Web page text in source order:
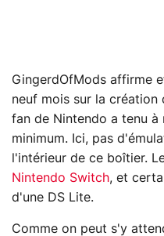
GingerdOfMods affirme
neuf mois sur la création
fan de Nintendo a tenu à
minimum. Ici, pas
l'intérieur de ce boîtier.
Nintendo Switch, et
d'une DS Lite.
Comme on peut s'y